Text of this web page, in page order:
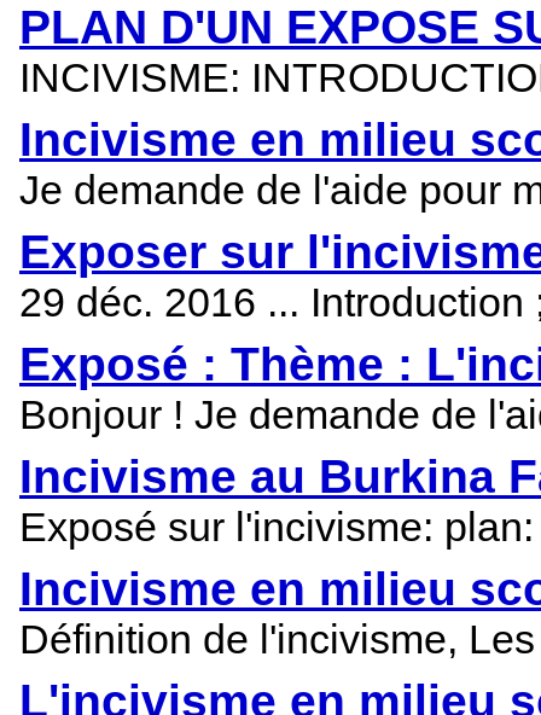
PLAN D'UN EXPOSE
INCIVISME:
Incivisme en milieu
Je demande de l'aide pour
Exposer sur
29 déc. 2016 ...
Exposé : Thème :
Bonjour ! Je demande de
Incivisme au Burkina
Exposé sur l'incivisme:
Incivisme en milieu
Définition de l'incivisme,
L'incivisme en milieu